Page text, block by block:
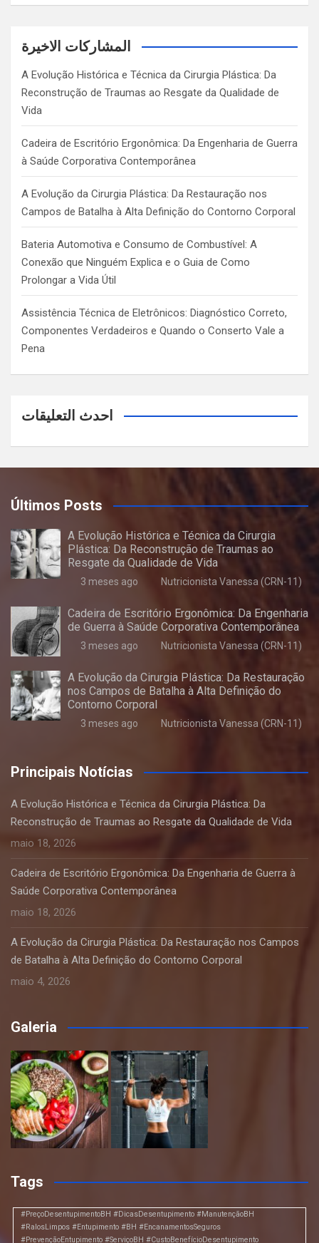
a
c
المشاركات الاخيرة
A Evolução Histórica e Técnica da Cirurgia Plástica: Da
Reconstrução de Traumas ao Resgate da Qualidade de
Vida
Cadeira de Escritório Ergonômica: Da Engenharia de Guerra
à Saúde Corporativa Contemporânea
A Evolução da Cirurgia Plástica: Da Restauração nos
Campos de Batalha à Alta Definição do Contorno Corporal
Bateria Automotiva e Consumo de Combustível: A
Conexão que Ninguém Explica e o Guia de Como
Prolongar a Vida Útil
Assistência Técnica de Eletrônicos: Diagnóstico Correto,
Componentes Verdadeiros e Quando o Conserto Vale a
Pena
احدث التعليقات
Últimos Posts
A Evolução Histórica e Técnica da Cirurgia
Plástica: Da Reconstrução de Traumas ao
Resgate da Qualidade de Vida
3 meses ago Nutricionista Vanessa (CRN-11)
Cadeira de Escritório Ergonômica: Da Engenharia
de Guerra à Saúde Corporativa Contemporânea
3 meses ago Nutricionista Vanessa (CRN-11)
A Evolução da Cirurgia Plástica: Da Restauração
nos Campos de Batalha à Alta Definição do
Contorno Corporal
3 meses ago Nutricionista Vanessa (CRN-11)
Principais Notícias
A Evolução Histórica e Técnica da Cirurgia Plástica: Da
Reconstrução de Traumas ao Resgate da Qualidade de Vida
maio 18, 2026
Cadeira de Escritório Ergonômica: Da Engenharia de Guerra à
Saúde Corporativa Contemporânea
maio 18, 2026
A Evolução da Cirurgia Plástica: Da Restauração nos Campos
de Batalha à Alta Definição do Contorno Corporal
maio 4, 2026
Galeria
Tags
#PreçoDesentupimentoBH #DicasDesentupimento #ManutençãoBH
#RalosLimpos #Entupimento #BH #EncanamentosSeguros
#PrevençãoEntupimento #ServiçoBH #CustoBenefícioDesentupimento